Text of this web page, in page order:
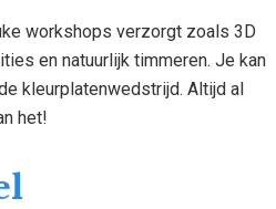
workshops verzorgt zoals 3D
en natuurlijk timmeren. Je kan
kleurplatenwedstrijd. Altijd al
het!